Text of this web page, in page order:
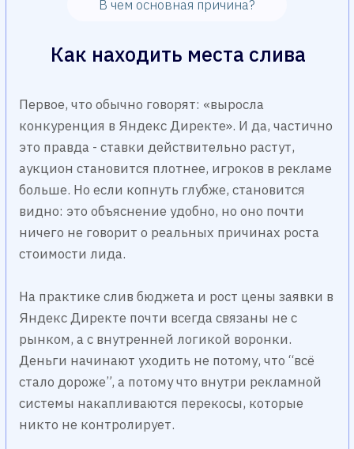
используются слишком широкие или
случайных пользователей
страница транслирует другое, из-за чего
пользователь не находит ожидаемого
в трафике накапливается большое
количество нецелевой аудитории,
которая изначально не находится в
структура кампаний перегружена или
собрана нелогично, из-за чего алгоритмы
сайт или лендинг не справляется с
конверсией, и даже качественный
Отсюда вытекает базовая мысль, которую часто
игнорируют: стоимость лида в Яндекс Директе -
это не отдельная настройка в рекламном
кабинете, а итог работы всей связки. И если хотя
бы один элемент цепочки работает с ошибкой,